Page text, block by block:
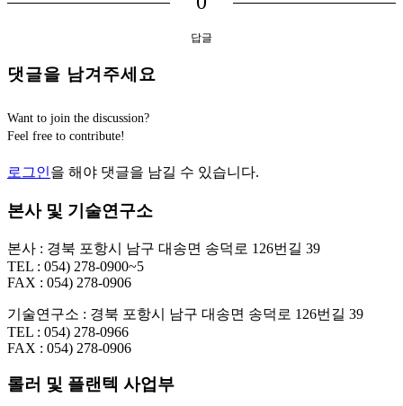
답글
댓글을 남겨주세요
Want to join the discussion?
Feel free to contribute!
로그인을 해야 댓글을 남길 수 있습니다.
본사 및 기술연구소
본사 : 경북 포항시 남구 대송면 송덕로 126번길 39
TEL : 054) 278-0900~5
FAX : 054) 278-0906
기술연구소 : 경북 포항시 남구 대송면 송덕로 126번길 39
TEL : 054) 278-0966
FAX : 054) 278-0906
롤러 및 플랜텍 사업부